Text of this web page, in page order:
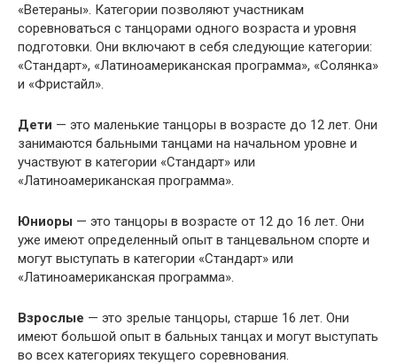
«Ветераны». Категории позволяют участникам
соревноваться с танцорами одного возраста и уровня
подготовки. Они включают в себя следующие категории:
«Стандарт», «Латиноамериканская программа», «Солянка»
и «Фристайл».
Дети — это маленькие танцоры в возрасте до 12 лет. Они
занимаются бальными танцами на начальном уровне и
участвуют в категории «Стандарт» или
«Латиноамериканская программа».
Юниоры — это танцоры в возрасте от 12 до 16 лет. Они
уже имеют определенный опыт в танцевальном спорте и
могут выступать в категории «Стандарт» или
«Латиноамериканская программа».
Взрослые — это зрелые танцоры, старше 16 лет. Они
имеют большой опыт в бальных танцах и могут выступать
во всех категориях текущего соревнования.